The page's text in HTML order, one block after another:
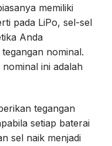
memiliki
pada LiPo, sel-sel
Anda
nominal.
ini adalah
tegangan
setiap baterai
sel naik menjadi